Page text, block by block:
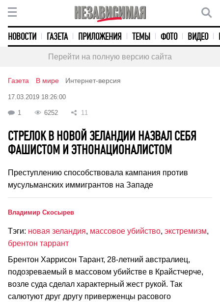
НОВОСТИ ГАЗЕТА ПРИЛОЖЕНИЯ ТЕМЫ ФОТО ВИДЕО
Перейти на полную версию сайта
Газета В мире Интернет-версия
17.03.2019 18:26:00
1 6252 11
СТРЕЛОК В НОВОЙ ЗЕЛАНДИИ НАЗВАЛ СЕБЯ
ФАШИСТОМ И ЭТНОНАЦИОНАЛИСТОМ
Преступлению способствовала кампания против
мусульманских иммигрантов на Западе
Владимир Скосырев
Тэги: новая зеландия, массовое убийство, экстремизм,
брентон таррант
Брентон Харрисон Тарант, 28-летний австралиец,
подозреваемый в массовом убийстве в Крайстчерче,
возле суда сделал характерный жест рукой. Так
салютуют друг другу приверженцы расового